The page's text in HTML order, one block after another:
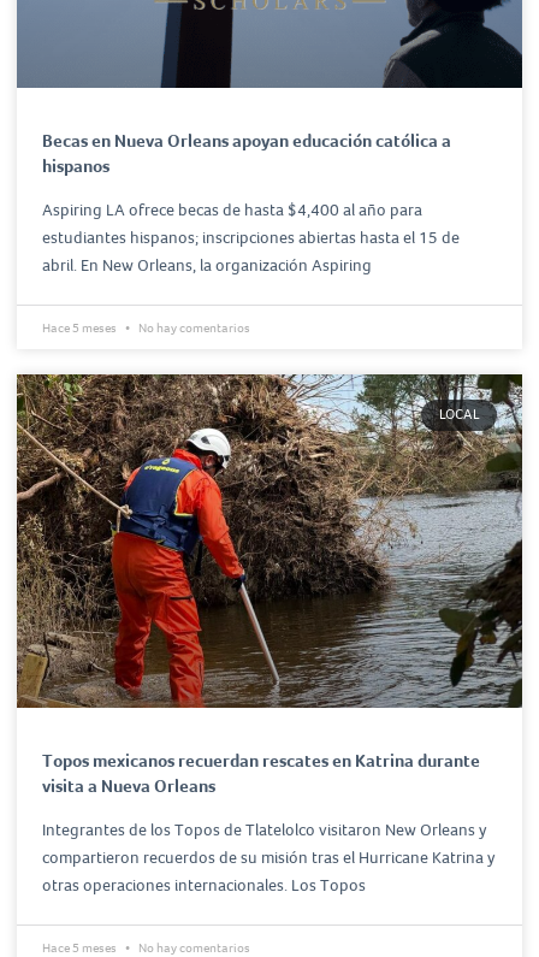
Becas en Nueva Orleans apoyan educación católica a
hispanos
Aspiring LA ofrece becas de hasta $4,400 al año para
estudiantes hispanos; inscripciones abiertas hasta el 15 de
abril. En New Orleans, la organización Aspiring
Hace 5 meses No hay comentarios
LOCAL
Topos mexicanos recuerdan rescates en Katrina durante
visita a Nueva Orleans
Integrantes de los Topos de Tlatelolco visitaron New Orleans y
compartieron recuerdos de su misión tras el Hurricane Katrina y
otras operaciones internacionales. Los Topos
Hace 5 meses No hay comentarios